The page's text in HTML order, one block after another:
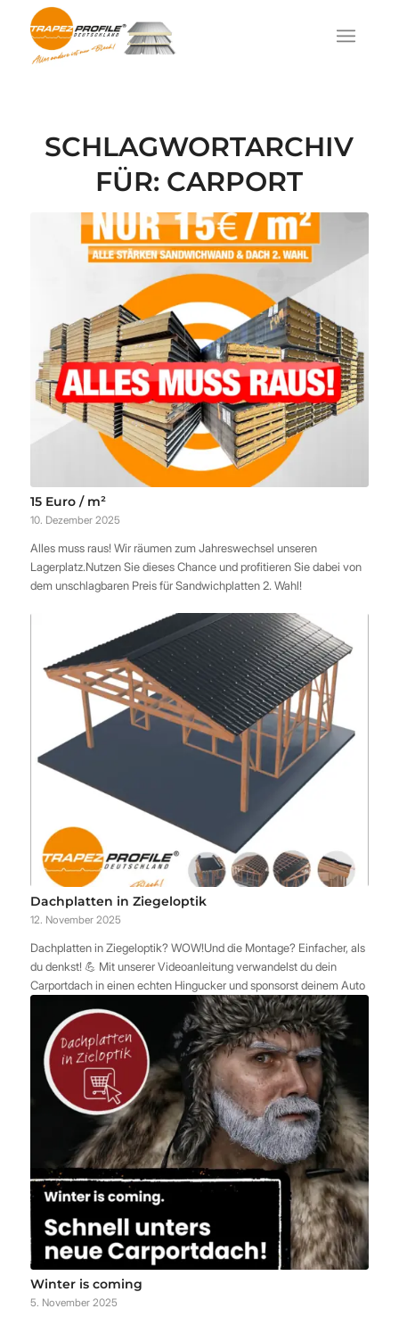
SCHLAGWORTARCHIV
FÜR: CARPORT
15 Euro / m²
10. Dezember 2025
Alles muss raus! Wir räumen zum Jahreswechsel unseren
Lagerplatz.Nutzen Sie dieses Chance und profitieren Sie dabei von
dem unschlagbaren Preis für Sandwichplatten 2. Wahl!
Dachplatten in Ziegeloptik
12. November 2025
Dachplatten in Ziegeloptik? WOW!Und die Montage? Einfacher, als
du denkst! 💪 Mit unserer Videoanleitung verwandelst du dein
Carportdach in einen echten Hingucker und sponsorst deinem Auto
Winter is coming
5. November 2025